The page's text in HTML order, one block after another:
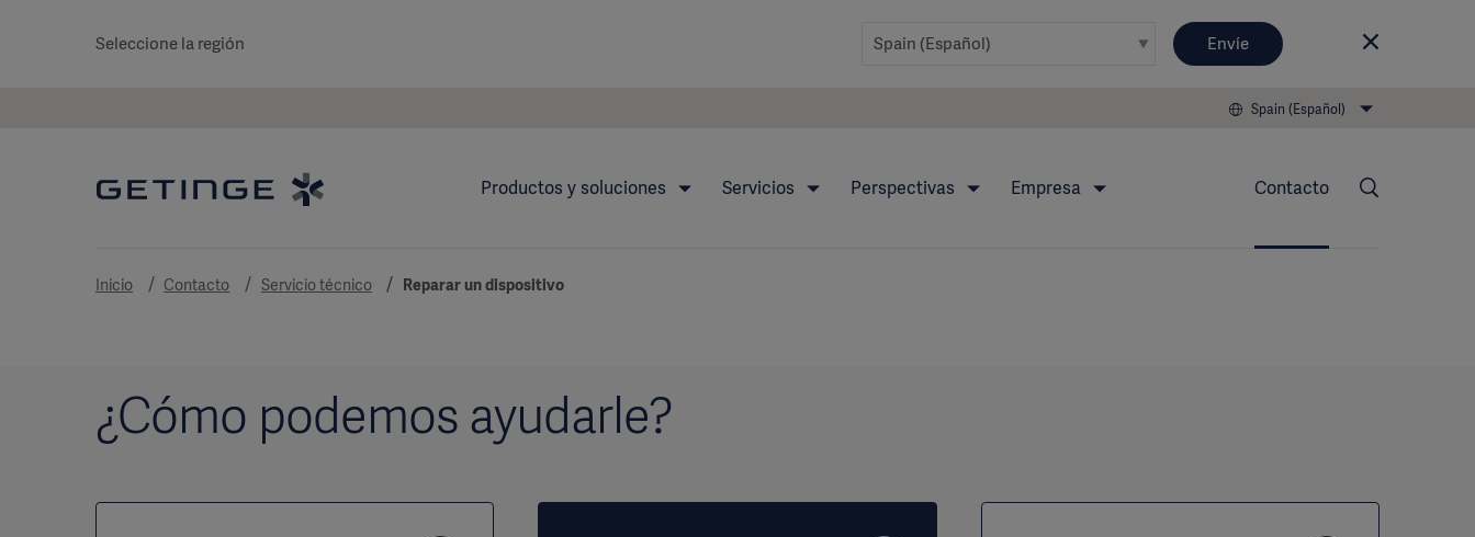
Seleccione la región Envíe
Spain (Español)
Productos y soluciones Servicios Perspectivas Empresa Contacto
Inicio Contacto Servicio técnico Reparar un dispositivo
¿Cómo podemos ayudarle?